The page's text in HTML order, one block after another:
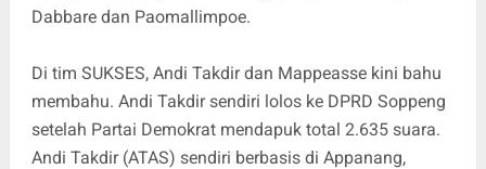
Dabbare dan Paomallimpoe.
Di tim SUKSES, Andi Takdir dan Mappeasse kini bahu
membahu. Andi Takdir sendiri lolos ke DPRD Soppeng
setelah Partai Demokrat mendapuk total 2.635 suara.
Andi Takdir (ATAS) sendiri berbasis di Appanang,